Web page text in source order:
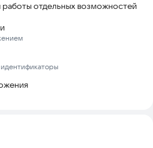
отдельных возможностей